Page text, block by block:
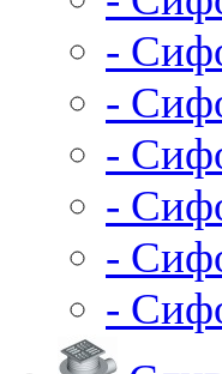
-
-
-
-
-
-